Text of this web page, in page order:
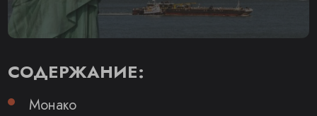
СОДЕРЖАНИЕ:
Монако